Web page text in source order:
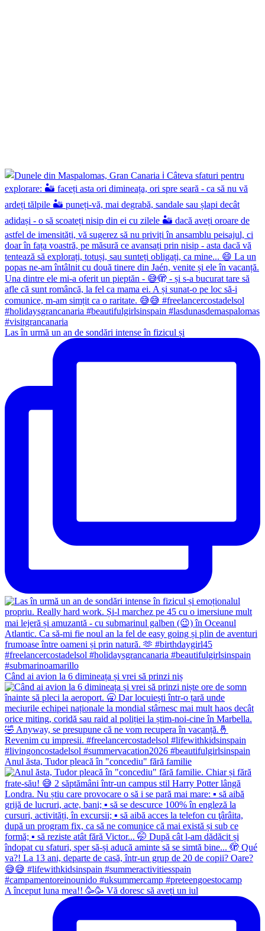
Las în urmă un an de sondări intense în fizicul și
Când ai avion la 6 dimineața și vrei să prinzi niș
Anul ăsta, Tudor pleacă în "concediu" fără familie
A început luna mea!! 🥳🥳 Vă doresc să aveți un iul